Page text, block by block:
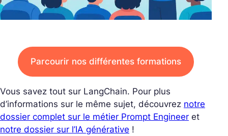
Parcourir nos différentes formations
Vous savez tout sur LangChain. Pour plus
d’informations sur le même sujet, découvrez notre
dossier complet sur le métier Prompt Engineer et
notre dossier sur l’IA générative !